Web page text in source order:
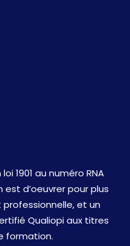
1901 au numéro RNA
est d’oeuvrer pour plus
et un
Qualiopi aux titres
formation.